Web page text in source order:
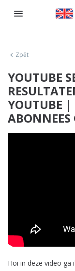
Zpět
YOUTUBE
YOUTUBE |
ABONNEES
Hoi in deze video ga